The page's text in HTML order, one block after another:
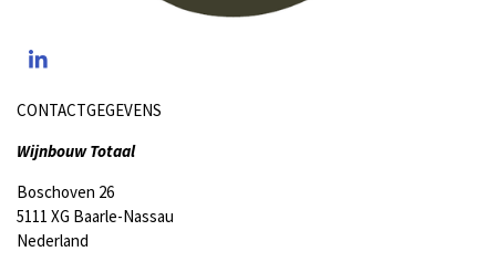
L
n
e
I
n
CONTACTGEGEVENS
Wijnbouw Totaal
Boschoven 26
5111 XG Baarle-Nassau
Nederland